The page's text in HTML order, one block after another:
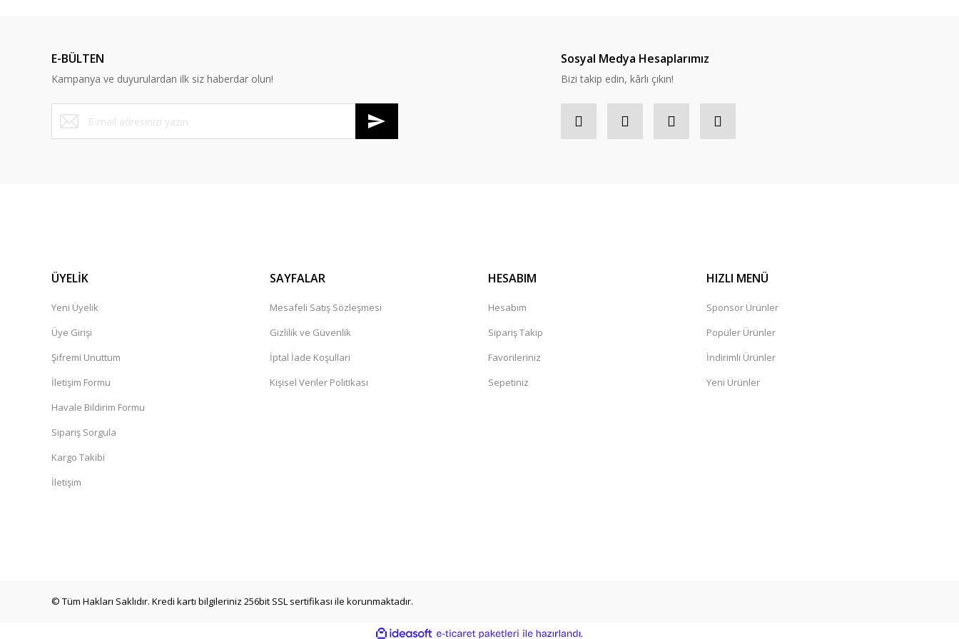
Y... A... | 10/09/2023
Deneyimini Paylaş
E-BÜLTEN
Kampanya ve duyurulardan ilk siz haberdar olun!
Sosyal Medya Hesaplarımız
Bizi takip edin, kârlı çıkın!
ÜYELİK
Yeni Üyelik
Üye Girişi
Şifremi Unuttum
İletişim Formu
Havale Bildirim Formu
Sipariş Sorgula
Kargo Takibi
İletişim
SAYFALAR
Mesafeli Satış Sözleşmesi
Gizlilik ve Güvenlik
İptal İade Koşullari
Kişisel Veriler Politikası
HESABIM
Hesabım
Sipariş Takip
Favorileriniz
Sepetiniz
HIZLI MENÜ
Sponsor Ürünler
Popüler Ürünler
İndirimli Ürünler
Yeni Ürünler
© Tüm Hakları Saklıdır. Kredi kartı bilgileriniz 256bit SSL sertifikası ile korunmaktadır.
ideasoft e-